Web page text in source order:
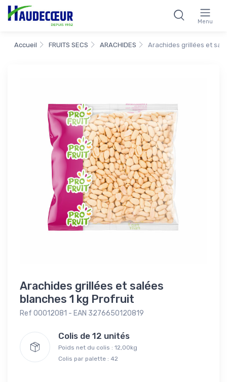
Menu
Accueil FRUITS SECS ARACHIDES Arachides grillées et
Arachides grillées et salées
blanches 1 kg Profruit
Ref 00012081 - EAN 3276650120819
Colis de 12 unités
Poids net du colis : 12,00kg
Colis par palette : 42